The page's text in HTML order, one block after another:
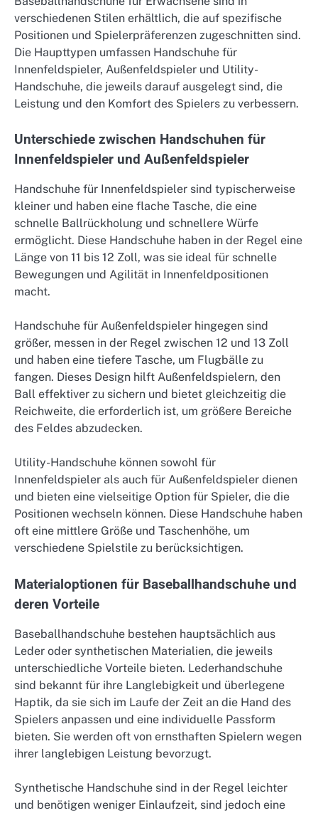
verschiedenen Stilen erhältlich, die auf spezifische
Positionen und Spielerpräferenzen zugeschnitten sind.
Die Haupttypen umfassen Handschuhe für
Innenfeldspieler, Außenfeldspieler und Utility-
Handschuhe, die jeweils darauf ausgelegt sind, die
Leistung und den Komfort des Spielers zu verbessern.
Unterschiede zwischen Handschuhen für
Innenfeldspieler und Außenfeldspieler
Handschuhe für Innenfeldspieler sind typischerweise
kleiner und haben eine flache Tasche, die eine
schnelle Ballrückholung und schnellere Würfe
ermöglicht. Diese Handschuhe haben in der Regel eine
Länge von 11 bis 12 Zoll, was sie ideal für schnelle
Bewegungen und Agilität in Innenfeldpositionen
macht.
Handschuhe für Außenfeldspieler hingegen sind
größer, messen in der Regel zwischen 12 und 13 Zoll
und haben eine tiefere Tasche, um Flugbälle zu
fangen. Dieses Design hilft Außenfeldspielern, den
Ball effektiver zu sichern und bietet gleichzeitig die
Reichweite, die erforderlich ist, um größere Bereiche
des Feldes abzudecken.
Utility-Handschuhe können sowohl für
Innenfeldspieler als auch für Außenfeldspieler dienen
und bieten eine vielseitige Option für Spieler, die die
Positionen wechseln können. Diese Handschuhe haben
oft eine mittlere Größe und Taschenhöhe, um
verschiedene Spielstile zu berücksichtigen.
Materialoptionen für Baseballhandschuhe und
deren Vorteile
Baseballhandschuhe bestehen hauptsächlich aus
Leder oder synthetischen Materialien, die jeweils
unterschiedliche Vorteile bieten. Lederhandschuhe
sind bekannt für ihre Langlebigkeit und überlegene
Haptik, da sie sich im Laufe der Zeit an die Hand des
Spielers anpassen und eine individuelle Passform
bieten. Sie werden oft von ernsthaften Spielern wegen
ihrer langlebigen Leistung bevorzugt.
Synthetische Handschuhe sind in der Regel leichter
und benötigen weniger Einlaufzeit, sind jedoch eine